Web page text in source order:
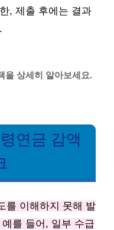
, 제출 후에는 결과
을 상세히 알아보세요.
연금 감액
를 이해하지 못해 발
를 들어, 일부 수급